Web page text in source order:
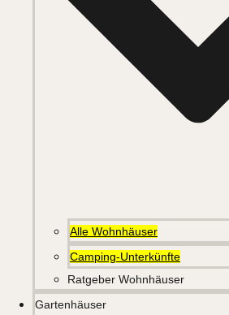
Alle Wohnhäuser
Camping-Unterkünfte
Ratgeber Wohnhäuser
Gartenhäuser